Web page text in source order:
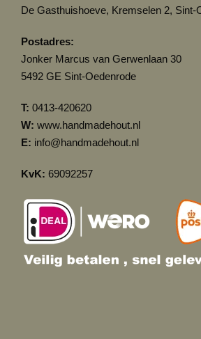
De Gasthuishoeve, Kremselen 2, Sint-
Postadres:
Jonker Marcus van Gerwenlaan 30
5492 GE Sint-Oedenrode
T: 0413-420620
W: www.handmadehout.nl
E: info@handmadehout.nl
KvK: 69092257